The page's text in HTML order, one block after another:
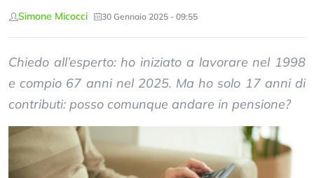
Simone Micocci 30 Gennaio 2025 - 09:55
Chiedo all’esperto: ho iniziato a lavorare nel 1998
e compio 67 anni nel 2025. Ma ho solo 17 anni di
contributi: posso comunque andare in pensione?